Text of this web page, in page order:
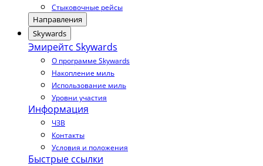
Стыковочные рейсы
Направления
Skywards
Эмирейтс Skywards
О программе Skywards
Накопление миль
Использование миль
Уровни участия
Информация
ЧЗВ
Контакты
Условия и положения
Быстрые ссылки